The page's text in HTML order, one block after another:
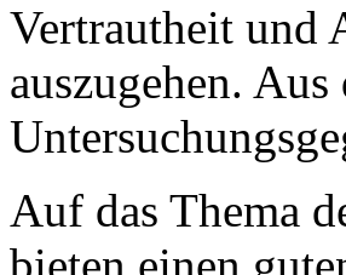
Vertrautheit und
auszugehen.
Auf das Thema